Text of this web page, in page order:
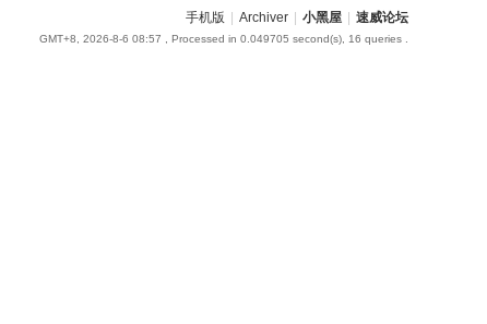
手机版 Archiver 小黑屋 速威论坛
GMT+8, 2026-8-6 08:57 , Processed in 0.049705 second(s), 16 queries .